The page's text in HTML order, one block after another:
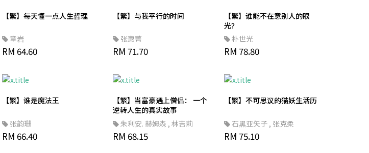
【繁】每天懂一点人生哲理
章岩
RM 64.60
【繁】与我平行的时间
张惠菁
RM 71.70
【繁】谁能不在意别人的眼
光？
朴世光
RM 78.80
【繁】谁是魔法王
张韵珊
RM 66.40
【繁】当富豪遇上僧侣： 一个
逆转人生的真实故事
朱利安. 赫姆森 , 林吉莉
RM 68.15
【繁】不可思议的猫妖生活历
石黑亚矢子 , 张克柔
RM 75.10